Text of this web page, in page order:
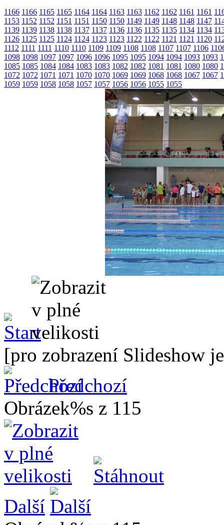
1166 1166 1165 1165 1164 1164 1163 1163 1162 1162 1161 1161
1153 1152 1152 1151 1151 1150 1150 1149 1149 1148 1148 1147
1139 1139 1138 1138 1137 1137 1136 1136 1135 1135 1134 1134
1126 1125 1125 1124 1124 1123 1123 1122 1122 1121 1121 1120
1112 1111 1111 1110 1110 1109 1109 1108 1108 1107 1107 1106
1098 1098 1097 1097 1096 1096 1095 1095 1094 1094 1093 1093
1085 1085 1084 1084 1083 1083 1082 1082 1081 1081 1080 1080
1072 1072 1071 1071 1070 1070 1069 1069 1068 1068 1067 1067
1059 1059 1058 1058 1057 1057 1056 1056 1055 1055
[pro zobrazení Slideshow
Předchozí
Obrázek%s z 115
Další